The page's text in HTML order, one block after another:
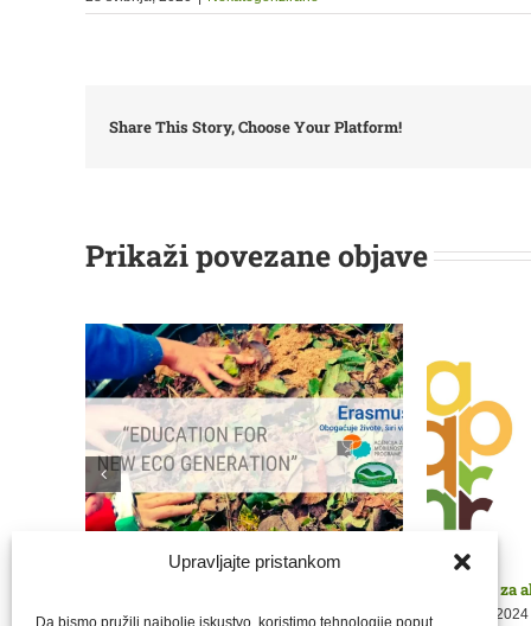
Upravljajte pristankom
Da bismo pružili najbolje iskustvo, koristimo tehnologije poput
Share This Story, Choose Your Platform!
Prikaži povezane objave
16 veljače, 2024 0 komentara
Obavijest
9 siječnja, 2024